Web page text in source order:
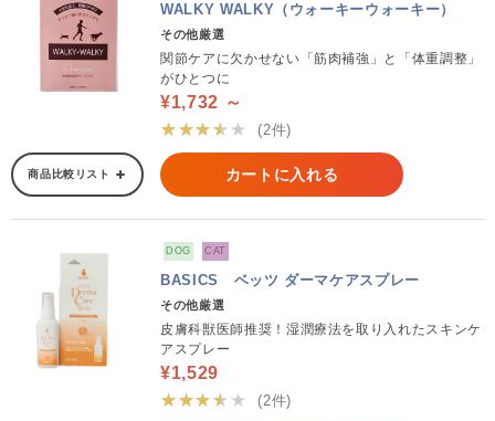
WALKY WALKY（ウォーキーウォーキー）
その他厳選
関節ケアに欠かせない「筋肉補強」と「体重調整」
がひとつに
¥1,732 ～
★★★★★
(2件)
商品比較リスト カートに入れる
DOG CAT
BASICS ベッツ ダーマケアスプレー
その他厳選
皮膚科獣医師推奨！湿潤療法を取り入れたスキンケ
アスプレー
¥1,529
★★★★★
(2件)